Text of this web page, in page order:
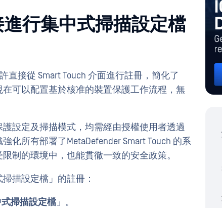
行集中式掃描設定檔
直接從 Smart Touch 介面進行註冊，簡化了
可以配置基於核准的裝置保護工作流程，無
設定及掃描模式，均需經由授權使用者透過
化所有部署了MetaDefender Smart Touch 的系
制的環境中，也能貫徹一致的安全政策。
描設定檔」的註冊：
掃描設定檔 」。